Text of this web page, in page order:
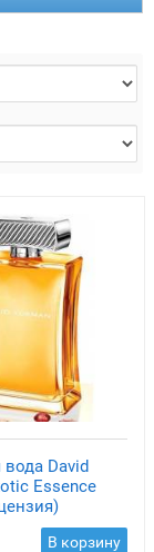
вода David
Essence
В корзину